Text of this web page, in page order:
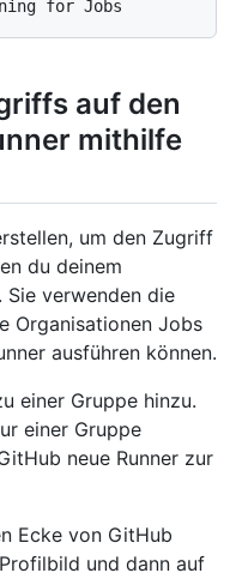
auf den
mithilfe
um den Zugriff
du deinem
Sie verwenden die
Organisationen Jobs
ausführen können.
einer Gruppe hinzu.
einer Gruppe
neue Runner zur
Ecke von GitHub
und dann auf